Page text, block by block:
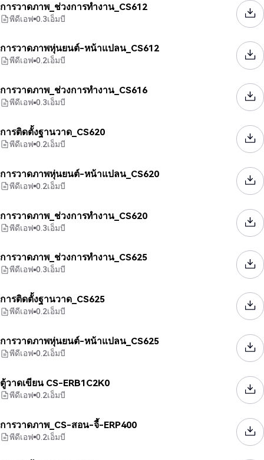
การวาดภาพ_ช่วงการทำงาน_CS612
พีดีเอฟ 0.3เอ็มบี
การวาดภาพหุ่นยนต์-หน้าแปลน_CS612
พีดีเอฟ 0.2เอ็มบี
การวาดภาพ_ช่วงการทำงาน_CS616
พีดีเอฟ 0.3เอ็มบี
การติดตั้งฐานวาด_CS620
พีดีเอฟ 0.2เอ็มบี
การวาดภาพหุ่นยนต์-หน้าแปลน_CS620
พีดีเอฟ 0.2เอ็มบี
การวาดภาพ_ช่วงการทำงาน_CS620
พีดีเอฟ 0.3เอ็มบี
การวาดภาพ_ช่วงการทำงาน_CS625
พีดีเอฟ 0.3เอ็มบี
การติดตั้งฐานวาด_CS625
พีดีเอฟ 0.2เอ็มบี
การวาดภาพหุ่นยนต์-หน้าแปลน_CS625
พีดีเอฟ 0.2เอ็มบี
ตู้วาดเขียน CS-ERB1C2K0
พีดีเอฟ 0.2เอ็มบี
การวาดภาพ_CS-สอน-จี้-ERP400
พีดีเอฟ 0.2เอ็มบี